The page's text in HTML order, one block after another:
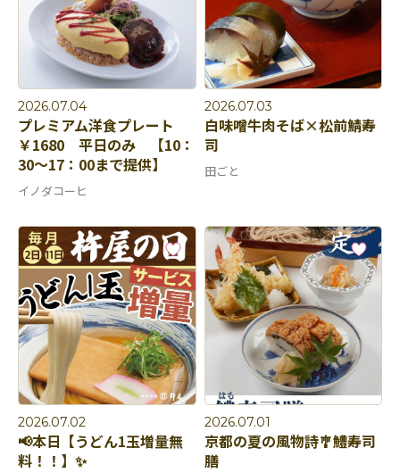
2026.07.04
プレミアム洋食プレート
￥1680 平日のみ 【10：
30～17：00まで提供】
イノダコーヒ
2026.07.03
白味噌牛肉そば×松前鯖寿
司
田ごと
2026.07.02
📢本日【うどん1玉増量無
料！！】✨
2026.07.01
京都の夏の風物詩🎐鱧寿司
膳